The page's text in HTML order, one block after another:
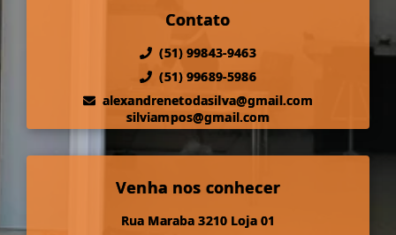
Contato
(51) 99843-9463
(51) 99689-5986
alexandrenetodasilva@gmail.com
silviampos@gmail.com
Venha nos conhecer
Rua Maraba 3210 Loja 01